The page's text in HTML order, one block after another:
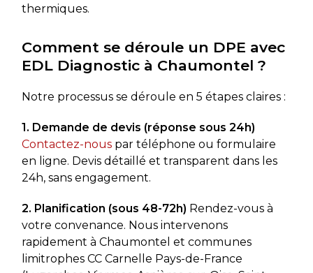
thermiques.
Comment se déroule un DPE avec
EDL Diagnostic à Chaumontel ?
Notre processus se déroule en 5 étapes claires :
1. Demande de devis (réponse sous 24h)
Contactez-nouspar téléphone ou formulaire
en ligne. Devis détaillé et transparent dans les
24h, sans engagement.
2. Planification (sous 48-72h) Rendez-vous à
votre convenance. Nous intervenons
rapidement à Chaumontel et communes
limitrophes CC Carnelle Pays-de-France